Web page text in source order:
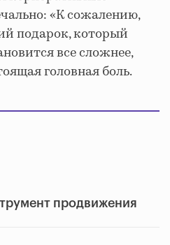
«К сожалению,
подарок, который
все сложнее,
головная боль.
продвижения